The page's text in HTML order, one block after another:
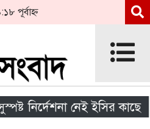
পূর্বাহ্ন
নেই ইসির কাছে